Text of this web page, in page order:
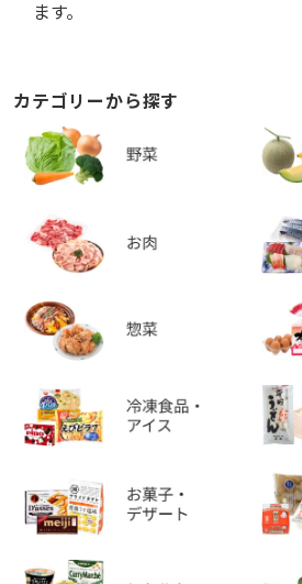
ます。
カテゴリーから探す